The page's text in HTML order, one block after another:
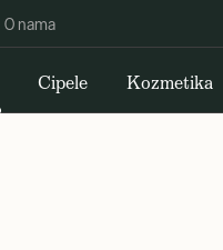
O nama
Cipele Kozmetika